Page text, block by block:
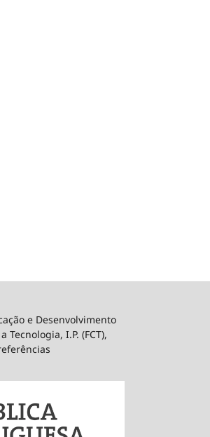
e Desenvolvimento
I.P. (FCT),